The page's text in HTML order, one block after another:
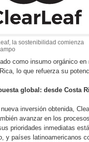
la sostenibilidad comienza
como insumo orgánico
lo que refuerza su
global: desde Costa
inversión obtenida,
avanzar en los
prioridades inmediatas
y países latinoamericanos